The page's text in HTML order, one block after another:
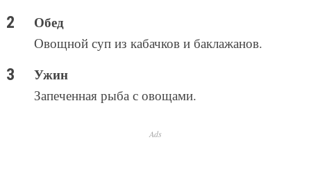
Обед
Овощной суп из кабачков и баклажанов.
Ужин
Запеченная рыба с овощами.
Ads